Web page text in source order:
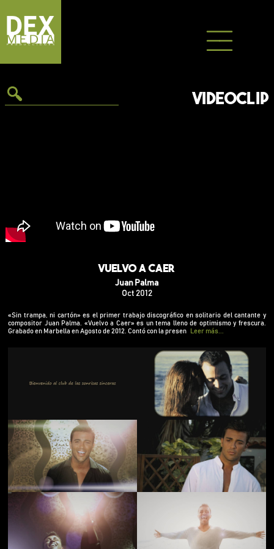
contenido
VIDEOCLIP
Vuelvo a caer
Juan Palma
Oct 2012
«Sin trampa, ni cartón» es el primer trabajo discográfico en solitario del cantante y
compositor Juan Palma. «Vuelvo a Caer» es un tema lleno de optimismo y frescura.
Grabado en Marbella en Agosto de 2012. Contó con la presen
Leer más...
«Sin trampa, ni cartón» es el primer trabajo
discográfico en solitario del cantante y compositor
Juan Palma. «Vuelvo a Caer» es un tema lleno de
Agosto de 2012. Contó con la presencia de la
prestigiosa modelo Estefanía Ahumeda.